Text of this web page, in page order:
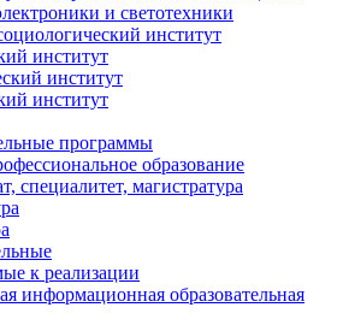
и светотехники
институт
институт
институт
институт
программы
образование
специалитет, магистратура
к реализации
информационная образовательная